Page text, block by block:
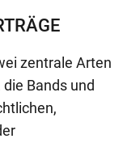
zentrale Arten
Bands und